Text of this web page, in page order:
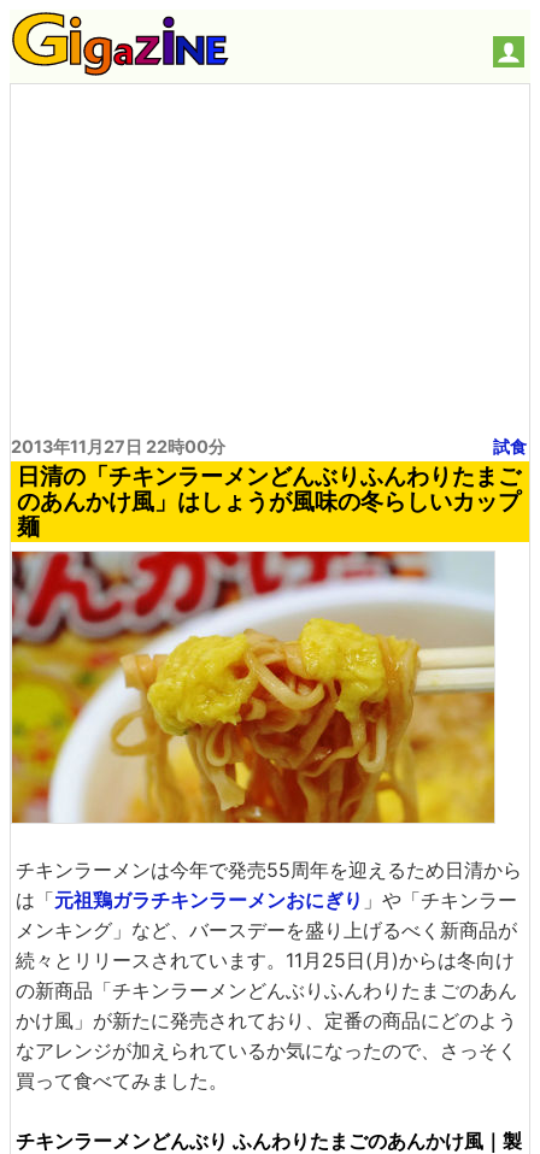
2013年11月27日 22時00分 試食
日清の「チキンラーメンどんぶりふんわりたまご
のあんかけ風」はしょうが風味の冬らしいカップ
麺
チキンラーメンは今年で発売55周年を迎えるため日清から
は「元祖鶏ガラチキンラーメンおにぎり 」や「チキンラー
メンキング」など、バースデーを盛り上げるべく新商品が
続々とリリースされています。11月25日(月)からは冬向け
の新商品「チキンラーメンどんぶりふんわりたまごのあん
かけ風」が新たに発売されており、定番の商品にどのよう
なアレンジが加えられているか気になったので、さっそく
買って食べてみました。
チキンラーメンどんぶり ふんわりたまごのあんかけ風｜製